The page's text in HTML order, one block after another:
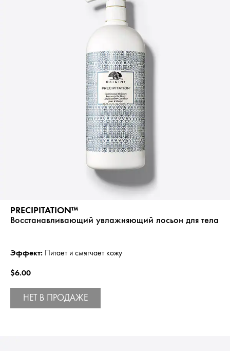
PRECIPITATION™
Восстанавливающий увлажняющий лосьон для тела
Эффект: Питает и смягчает кожу
$6.00
НЕТ В ПРОДАЖЕ